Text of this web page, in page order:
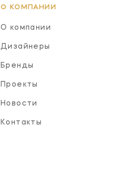
О КОМПАНИИ
О компании
Дизайнеры
Бренды
Проекты
Новости
Контакты